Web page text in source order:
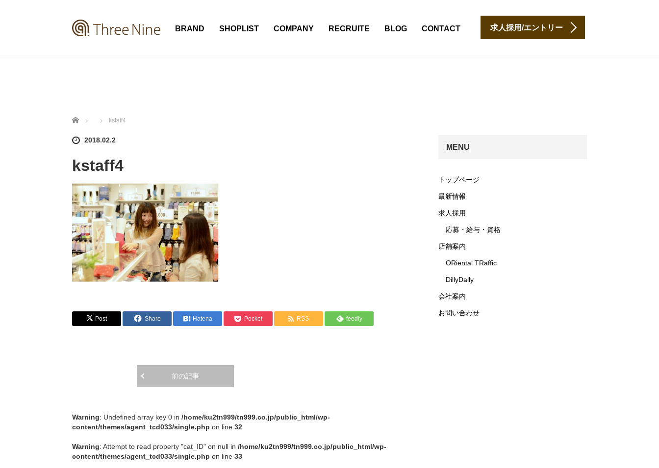
BRAND SHOPLIST COMPANY RECRUITE BLOG CONTACT 求人採用/エントリー
ホーム kstaff4
2018.02.2
kstaff4
Post Share Hatena Pocket RSS feedly
前の記事
Warning: Undefined array key 0 in /home/ku2tn999/tn999.co.jp/public_html/wp-
content/themes/agent_tcd033/single.php on line 32
Warning: Attempt to read property "cat_ID" on null in /home/ku2tn999/tn999.co.jp/public_html/wp-
content/themes/agent_tcd033/single.php on line 33
MENU
トップページ
最新情報
求人採用
応募・給与・資格
店舗案内
ORiental TRaffic
DillyDally
会社案内
お問い合わせ